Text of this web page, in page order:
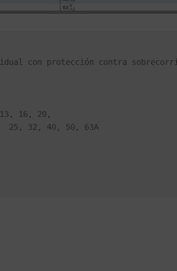
con protección contra
16, 20,